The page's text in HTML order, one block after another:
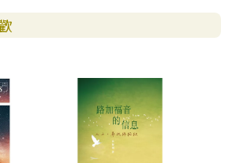
式（二十二24-30）
主（二十二31-34）
二十二47-53）
二十二54-65）
十二66-二十三25）
訊（二十二66-71）
審訊（二十三1-5）